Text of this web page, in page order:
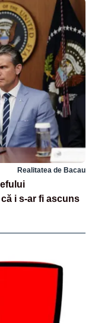
Realitatea de Bacau
i s-ar fi ascuns